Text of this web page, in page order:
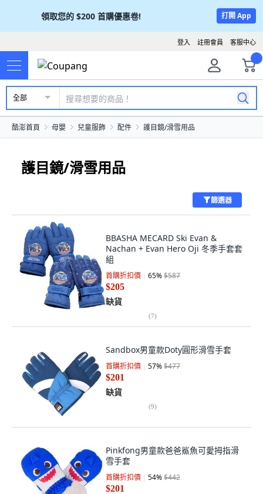
領取您的 $200 首購優惠卷! 打開 App
客服中心
註冊會員
登入
全部
酷澎首頁 母嬰 兒童服飾 配件 護目鏡/滑雪用品
護目鏡/滑雪用品
篩選器
BBASHA MECARD Ski Evan &
Nachan + Evan Hero Oji 冬季手套套
組
首購折扣價 65%$587
$205
缺貨
(7)
Sandbox男童款Doty圓形滑雪手套
首購折扣價 57%$477
$201
缺貨
(9)
Pinkfong男童款爸爸鯊魚可愛拇指滑
雪手套
首購折扣價 54%$442
$201